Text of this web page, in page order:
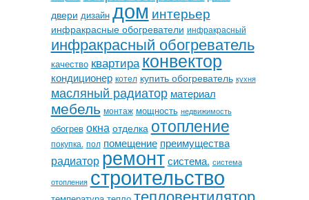
двери дизайн дом интерьер
инфракрасные обогреватели инфракрасный
инфракрасный обогреватель
качество квартираконвектор
кондиционер котел купить обогреватель кухня
масляный радиатор материал
мебель монтаж мощность недвижимость
обогрев окна отделка отопление
покупка. пол помещение преимущества
радиатор ремонт система. система
отопления строительство
тепловентилятор